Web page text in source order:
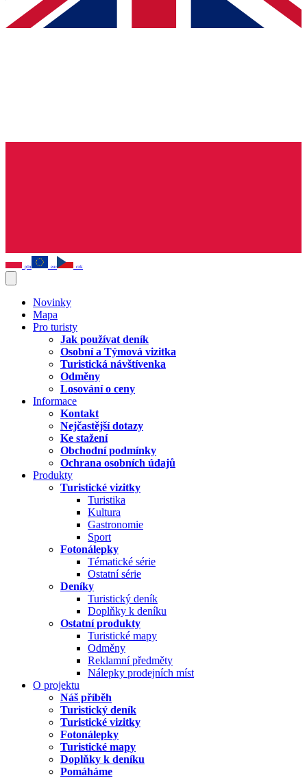
pln eur czk
Novinky
Mapa
Pro turisty
Jak používat deník
Osobní a Týmová vizitka
Turistická návštívenka
Odměny
Losování o ceny
Informace
Kontakt
Nejčastější dotazy
Ke stažení
Obchodní podmínky
Ochrana osobních údajů
Produkty
Turistické vizitky
Turistika
Kultura
Gastronomie
Sport
Fotonálepky
Tématické série
Ostatní série
Deníky
Turistický deník
Doplňky k deníku
Ostatní produkty
Turistické mapy
Odměny
Reklamní předměty
Nálepky prodejních míst
O projektu
Náš příběh
Turistický deník
Turistické vizitky
Fotonálepky
Turistické mapy
Doplňky k deníku
Pomáháme